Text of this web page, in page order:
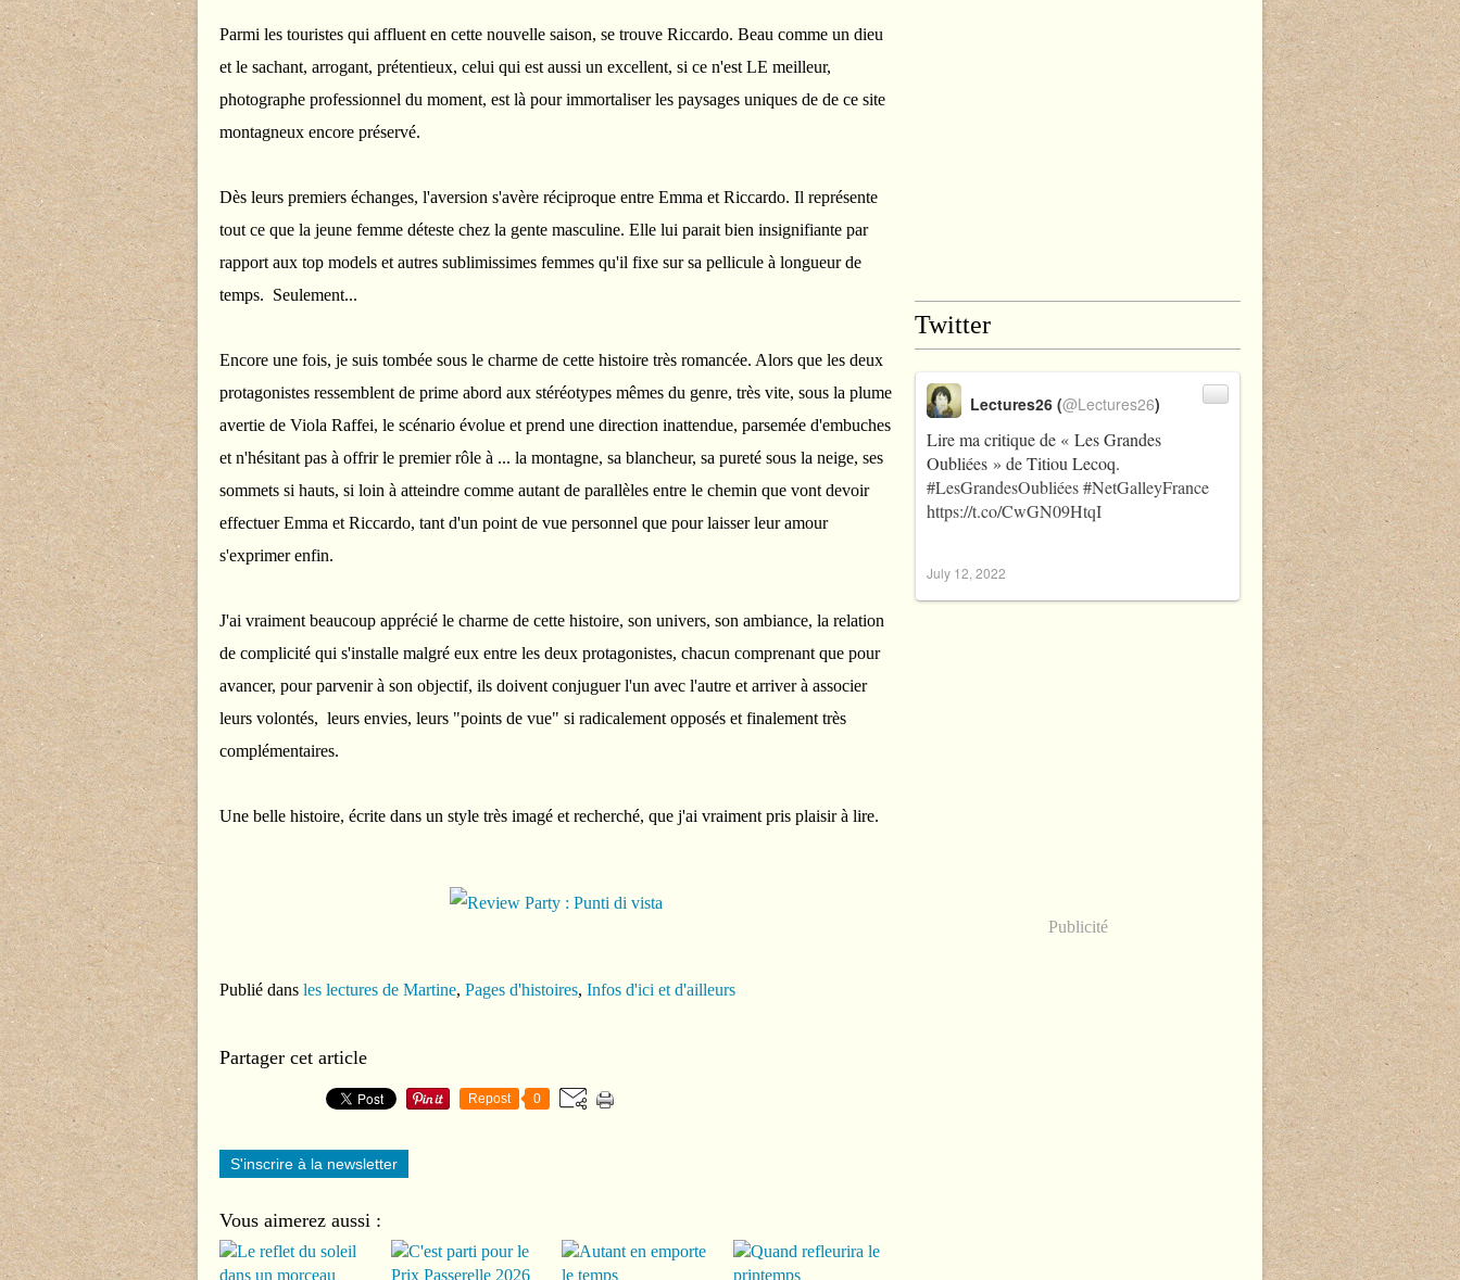
Parmi les touristes qui affluent en cette nouvelle saison, se trouve Riccardo. Beau comme un dieu
et le sachant, arrogant, prétentieux, celui qui est aussi un excellent, si ce n'est LE meilleur,
photographe professionnel du moment, est là pour immortaliser les paysages uniques de de ce site
montagneux encore préservé.
Dès leurs premiers échanges, l'aversion s'avère réciproque entre Emma et Riccardo. Il représente
tout ce que la jeune femme déteste chez la gente masculine. Elle lui parait bien insignifiante par
rapport aux top models et autres sublimissimes femmes qu'il fixe sur sa pellicule à longueur de
temps. Seulement...
Encore une fois, je suis tombée sous le charme de cette histoire très romancée. Alors que les deux
protagonistes ressemblent de prime abord aux stéréotypes mêmes du genre, très vite, sous la plume
avertie de Viola Raffei, le scénario évolue et prend une direction inattendue, parsemée d'embuches
et n'hésitant pas à offrir le premier rôle à ... la montagne, sa blancheur, sa pureté sous la neige, ses
sommets si hauts, si loin à atteindre comme autant de parallèles entre le chemin que vont devoir
effectuer Emma et Riccardo, tant d'un point de vue personnel que pour laisser leur amour
s'exprimer enfin.
J'ai vraiment beaucoup apprécié le charme de cette histoire, son univers, son ambiance, la relation
de complicité qui s'installe malgré eux entre les deux protagonistes, chacun comprenant que pour
avancer, pour parvenir à son objectif, ils doivent conjuguer l'un avec l'autre et arriver à associer
leurs volontés, leurs envies, leurs "points de vue" si radicalement opposés et finalement très
complémentaires.
Une belle histoire, écrite dans un style très imagé et recherché, que j'ai vraiment pris plaisir à lire.
Publié dans les lectures de Martine, Pages d'histoires, Infos d'ici et d'ailleurs
Partager cet article
Repost 0
S'inscrire à la newsletter
Vous aimerez aussi :
Twitter
Lire ma critique de « Les Grandes
Oubliées » de Titiou Lecoq.
#LesGrandesOubliées#NetGalleyFrance
https://t.co/CwGN09HtqI
Lectures26 (@Lectures26)
July 12, 2022
Publicité